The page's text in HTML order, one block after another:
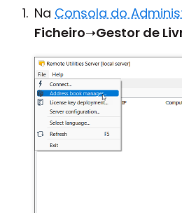
Na Consola do
Ficheiro➝Gestor de